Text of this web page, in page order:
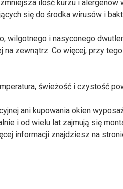
ilość kurzu i alergenów
się do środka wirusów i
wilgotnego i nasyconego
zewnątrz. Co więcej, przy
świeżość i czystość
ani kupowania okien
i od wielu lat zajmują się
informacji znajdziesz na